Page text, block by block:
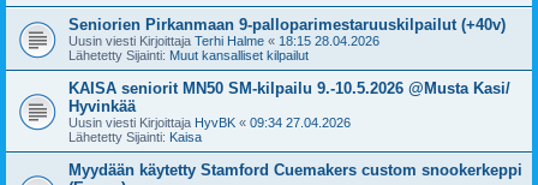
Seniorien Pirkanmaan 9-palloparimestaruuskilpailut (+40v)
Uusin viesti Kirjoittaja Terhi Halme « 18:15 28.04.2026
Lähetetty Sijainti: Muut kansalliset kilpailut
KAISA seniorit MN50 SM-kilpailu 9.-10.5.2026 @Musta Kasi/
Hyvinkää
Uusin viesti Kirjoittaja HyvBK « 09:34 27.04.2026
Lähetetty Sijainti: Kaisa
Myydään käytetty Stamford Cuemakers custom snookerkeppi